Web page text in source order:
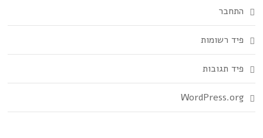
התחבר
פיד רשומות
פיד תגובות
WordPress.org